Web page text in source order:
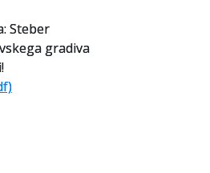
Steber
gradiva